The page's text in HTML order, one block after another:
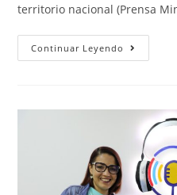
territorio nacional (Prensa
Continuar Leyendo